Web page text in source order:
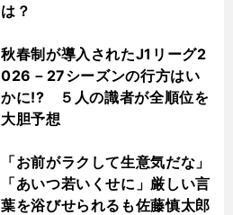
は？
秋春制が導入されたJ1リーグ2
026－27シーズンの行方はい
かに!? ５人の識者が全順位を
大胆予想
「お前がラクして生意気だな」
「あいつ若いくせに」厳しい言
葉を浴びせられるも佐藤慎太郎